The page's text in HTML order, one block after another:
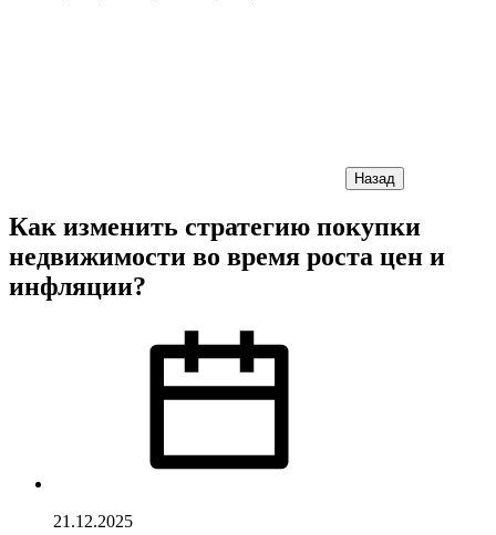
Назад
Как изменить стратегию покупки
недвижимости во время роста цен и
инфляции?
21.12.2025